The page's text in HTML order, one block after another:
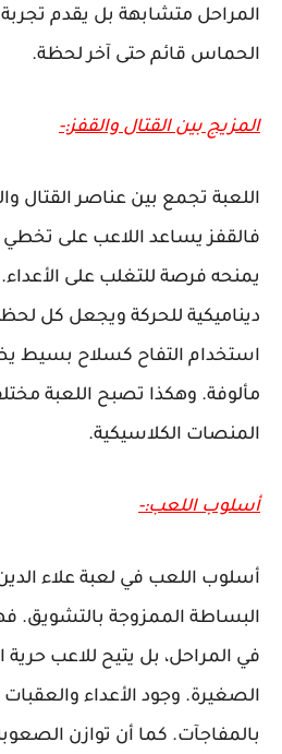
المراحل متشابهة بل يقدم
الحماس قائم حتى آخر لحظة.
المزيج بين القتال والقفز:-
اللعبة تجمع بين عناصر القتال
فالقفز يساعد اللاعب على تخطي
يمنحه فرصة للتغلب على
ديناميكية للحركة ويجعل كل
استخدام التفاح كسلاح بسيط
مألوفة. وهكذا تصبح اللعبة
المنصات الكلاسيكية.
أسلوب اللعب:-
أسلوب اللعب في لعبة علاء
البساطة الممزوجة بالتشويق.
في المراحل، بل يتيح للاعب
الصغيرة. وجود الأعداء
بالمفاجآت. كما أن توازن